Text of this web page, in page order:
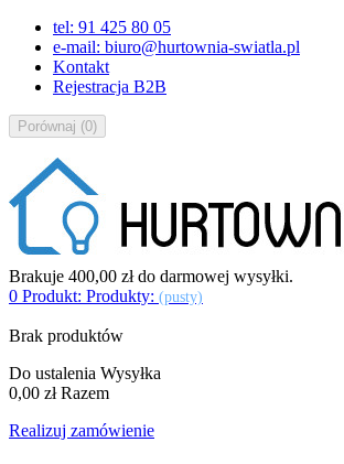
tel: 91 425 80 05
e-mail: biuro@hurtownia-swiatla.pl
Kontakt
Rejestracja B2B
Porównaj (0)
Brakuje 400,00 złdo darmowej wysyłki.
0 Produkt: Produkty: (pusty)
Brak produktów
Do ustalenia Wysyłka
0,00 zł Razem
Realizuj zamówienie